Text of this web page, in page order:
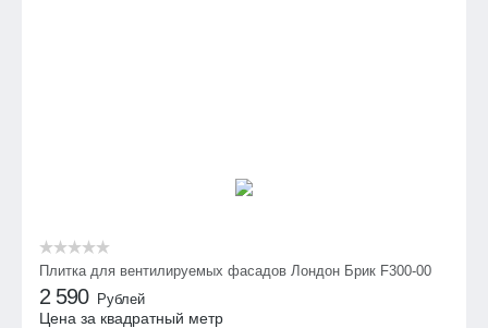
Плитка для вентилируемых фасадов Лондон Брик F300-00
2 590 Рублей
Цена за квадратный метр